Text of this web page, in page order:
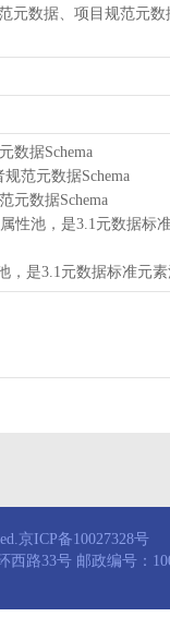
元数据、项目规范元
数据Schema
规范元数据Schema
元数据Schema
属性池，是3.1元数据
，是3.1元数据标准元
京ICP备10027328号
路33号 邮政编号：